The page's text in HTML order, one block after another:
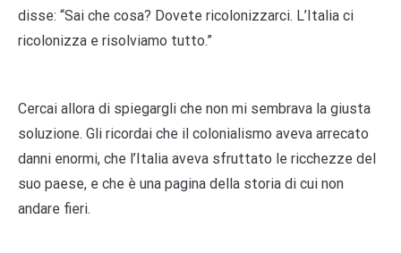
disse: “Sai che cosa? Dovete ricolonizzarci. L’Italia ci
ricolonizza e risolviamo tutto.”
Cercai allora di spiegargli che non mi sembrava la giusta
soluzione. Gli ricordai che il colonialismo aveva arrecato
danni enormi, che l’Italia aveva sfruttato le ricchezze del
suo paese, e che è una pagina della storia di cui non
andare fieri.